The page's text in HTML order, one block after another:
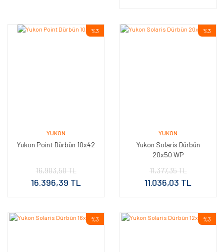
YUKON
Yukon Point Dürbün 10x42
%3
16.903,50 TL
16.396,39 TL
YUKON
Yukon Solaris Dürbün
20x50 WP
%3
11.377,35 TL
11.036,03 TL
%3 %3